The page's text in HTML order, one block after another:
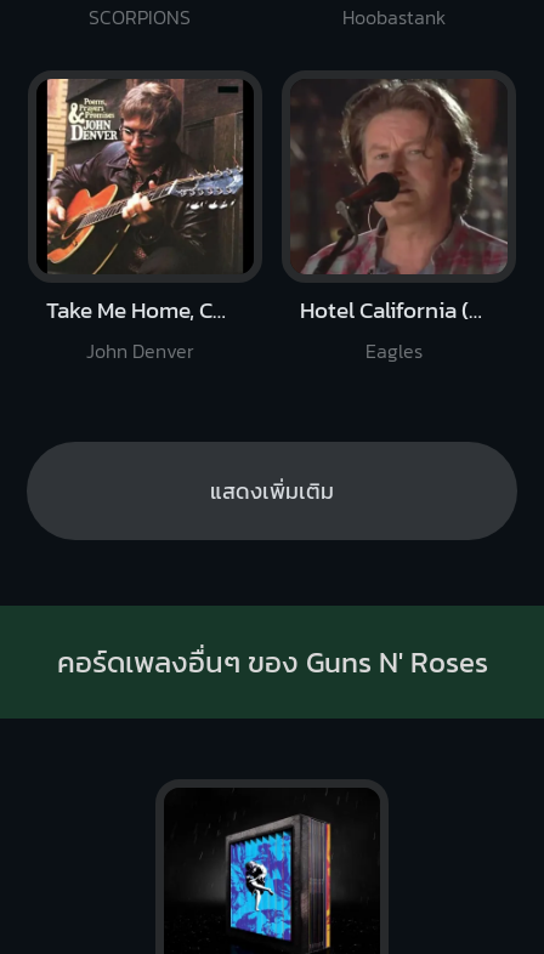
SCORPIONS Hoobastank
Take Me Home, Country Road
John Denver
Hotel California (Live Acoustic 1994)
Eagles
แสดงเพิ่มเติม
คอร์ดเพลงอื่นๆ ของ Guns N' Roses